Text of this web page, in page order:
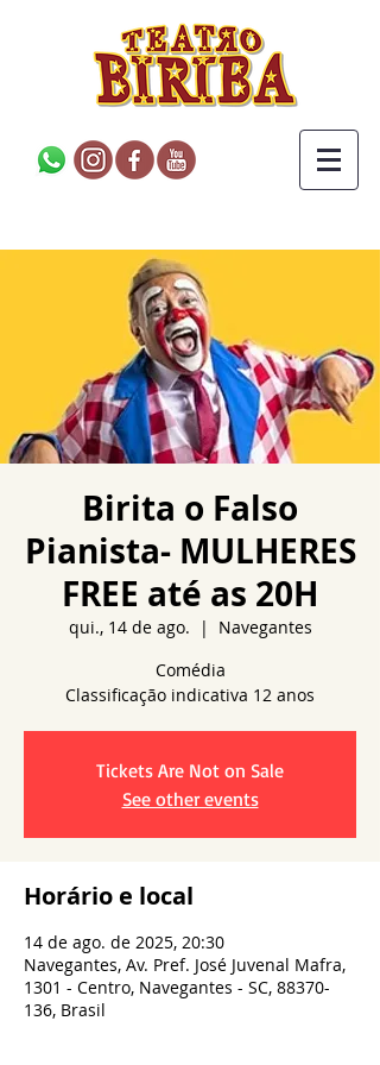
Birita o Falso
Pianista- MULHERES
FREE até as 20H
qui., 14 de ago.
  |
Navegantes
Comédia
Tickets Are Not on Sale
See other events
Horário e local
14 de ago. de 2025, 20:30
Navegantes, Av. Pref. José Juvenal Mafra,
1301 - Centro, Navegantes - SC, 88370-
136, Brasil